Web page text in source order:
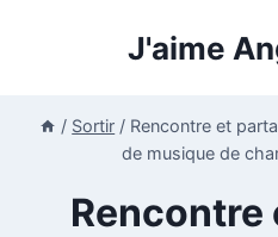
J'aime
/ Sortir / Rencontre et
de musique de
Rencontre